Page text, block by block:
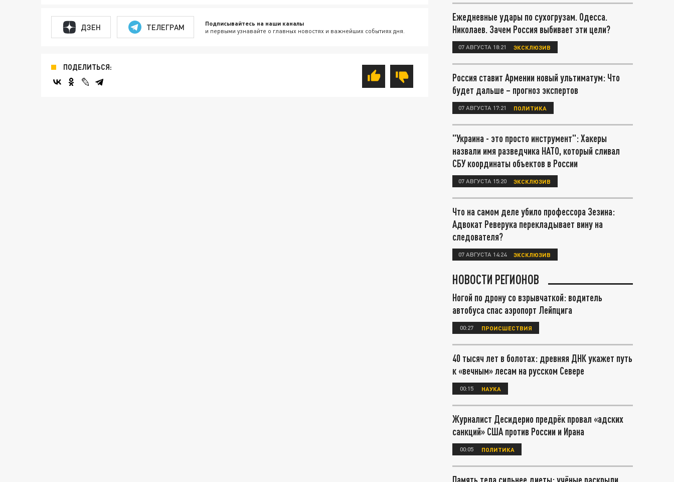
ДЗЕН ТЕЛЕГРАМ Подписывайтесь на наши каналы
и первыми узнавайте о главных новостях и важнейших событиях дня.
ПОДЕЛИТЬСЯ:
Ежедневные удары по сухогрузам. Одесса.
Николаев. Зачем Россия выбивает эти цели?
07 АВГУСТА 18:21 ЭКСКЛЮЗИВ
Россия ставит Армении новый ультиматум: Что
будет дальше – прогноз экспертов
07 АВГУСТА 17:21 ПОЛИТИКА
"Украина - это просто инструмент": Хакеры
назвали имя разведчика НАТО, который сливал
СБУ координаты объектов в России
07 АВГУСТА 15:20 ЭКСКЛЮЗИВ
Что на самом деле убило профессора Зезина:
Адвокат Реверука перекладывает вину на
следователя?
07 АВГУСТА 14:24 ЭКСКЛЮЗИВ
НОВОСТИ РЕГИОНОВ
Ногой по дрону со взрывчаткой: водитель
автобуса спас аэропорт Лейпцига
00:27 ПРОИСШЕСТВИЯ
40 тысяч лет в болотах: древняя ДНК укажет путь
к «вечным» лесам на русском Севере
00:15 НАУКА
Журналист Десидерио предрёк провал «адских
санкций» США против России и Ирана
00:05 ПОЛИТИКА